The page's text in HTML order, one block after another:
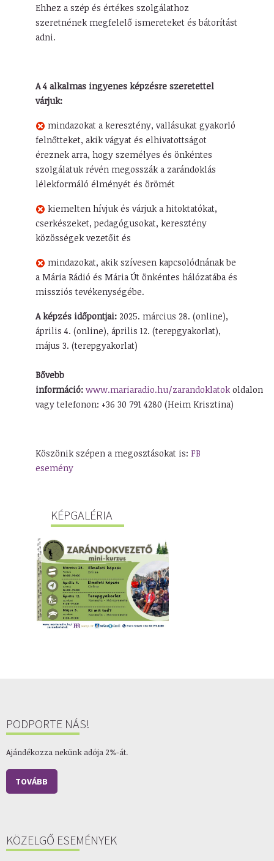
Ehhez a szép és értékes szolgálathoz
szeretnének megfelelő ismereteket és bátorítást
adni.
A 4 alkalmas ingyenes képzésre szeretettel
várjuk:
mindazokat a keresztény, vallásukat gyakorló
felnőtteket, akik vágyat és elhivatottságot
éreznek arra, hogy személyes és önkéntes
szolgálatuk révén megosszák a zarándoklás
lélekformáló élményét és örömét
kiemelten hívjuk és várjuk a hitoktatókat,
cserkészeket, pedagógusokat, keresztény
közösségek vezetőit és
mindazokat, akik szívesen kapcsolódnának be
a Mária Rádió és Mária Út önkéntes hálózatába és
missziós tevékenységébe.
A képzés időpontjai:2025. március 28. (online),
április 4. (online), április 12. (terepgyakorlat),
május 3. (terepgyakorlat)
Bővebb
információ: www.mariaradio.hu/zarandoklatokoldalon
vagy telefonon: +36 30 791 4280 (Heim Krisztina)
Köszönik szépen a megosztásokat is: FB
esemény
KÉPGALÉRIA
PODPORTE NÁS!
Ajándékozza nekünk adója 2%-át.
TOVÁBB
KÖZELGŐ ESEMÉNYEK